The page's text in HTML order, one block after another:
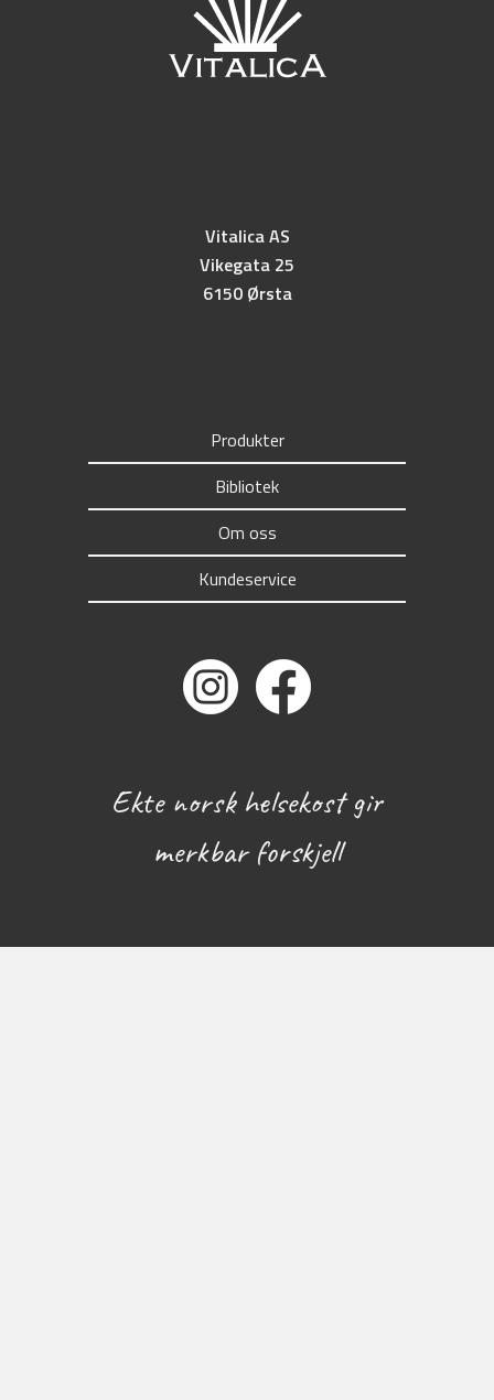
Vitalica AS
Vikegata 25
6150 Ørsta
Produkter
Bibliotek
Om oss
Kundeservice
Ekte norsk helsekost gir
merkbar forskjell